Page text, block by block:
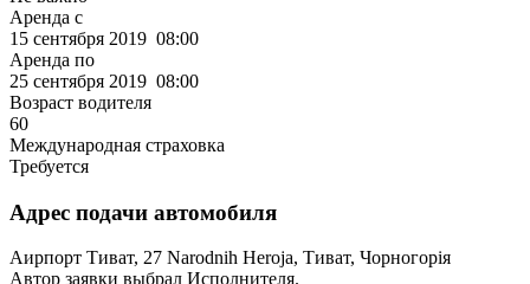
Аренда с
15 сентября 2019 08:00
Аренда по
25 сентября 2019 08:00
Возраст водителя
60
Международная страховка
Требуется
Адрес подачи автомобиля
Аирпорт Тиват, 27 Narodnih Heroja, Тиват, Чорногорія
Автор заявки выбрал Исполнителя.